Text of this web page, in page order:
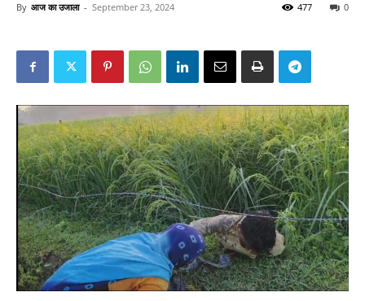
By आज का उजाला - September 23, 2024 0
477